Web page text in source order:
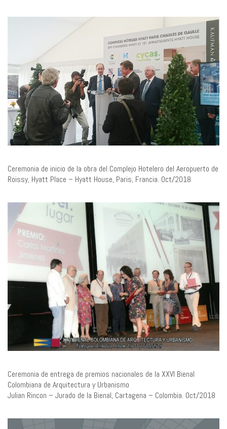
Ceremonia de inicio de la obra del Complejo Hotelero del Aeropuerto de
Roissy, Hyatt Place – Hyatt House, Paris, Francia. Oct/2018
Ceremonia de entrega de premios nacionales de la XXVI Bienal
Colombiana de Arquitectura y Urbanismo
Julian Rincon – Jurado de la Bienal, Cartagena – Colombia. Oct/2018